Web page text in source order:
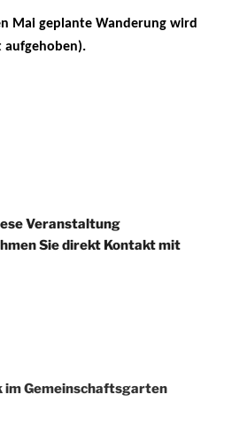
Mai geplante Wanderung wird
aufgehoben).
Veranstaltung
Sie direkt Kontakt mit
im Gemeinschaftsgarten